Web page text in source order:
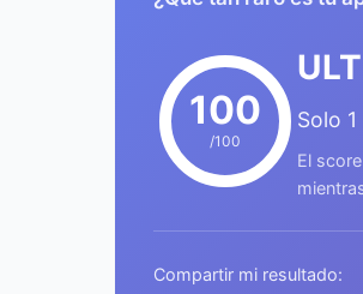
100
/100
Solo
El
Compartir mi resultado: